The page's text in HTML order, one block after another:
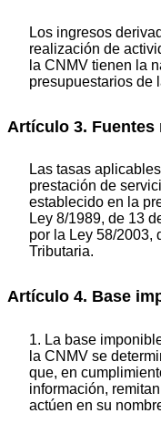
Los ingresos
realización de
la CNMV tienen la
presupuestarios de
Artículo 3. Fuentes
Las tasas
prestación de
establecido en la
Ley 8/1989, de 13
por la Ley 58/2003,
Tributaria.
Artículo 4. Base
1. La base
la CNMV se
que, en
información,
actúen en su